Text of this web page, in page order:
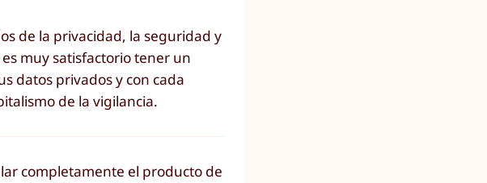
de la privacidad, la seguridad y
muy satisfactorio tener un
datos privados y con cada
de la vigilancia.
completamente el producto de